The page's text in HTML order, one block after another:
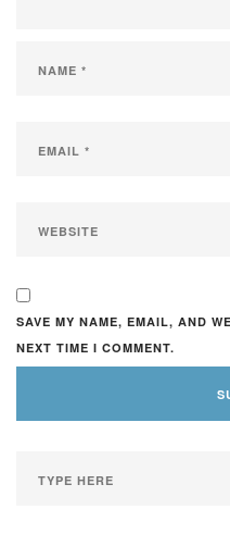
SAVE MY NAME, EMAIL, AND
NEXT TIME I COMMENT.